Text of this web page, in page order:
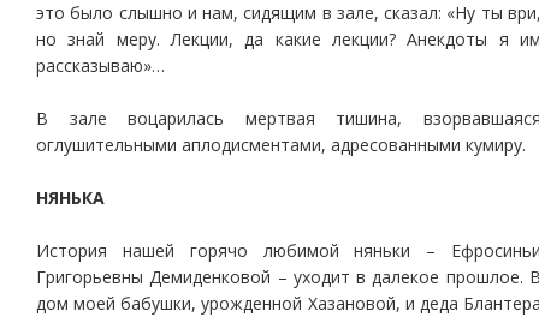
это было слышно и нам, сидящим в зале, сказал: «Ну ты
но знай меру. Лекции, да какие лекции? Анекдоты я
рассказываю»…
В зале воцарилась мертвая тишина,
оглушительными аплодисментами, адресованными кумиру.
НЯНЬКА
История нашей горячо любимой няньки –
Григорьевны Демиденковой – уходит в далекое прошлое.
дом моей бабушки, урожденной Хазановой, и деда